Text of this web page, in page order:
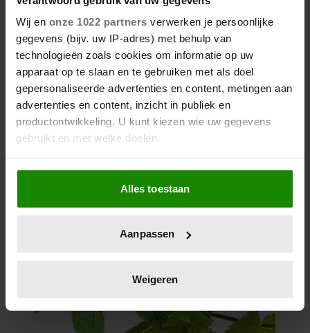
Wij en onze 1022 partners verwerken je persoonlijke
gegevens (bijv. uw IP-adres) met behulp van
technologieën zoals cookies om informatie op uw
apparaat op te slaan en te gebruiken met als doel
gepersonaliseerde advertenties en content, metingen aan
advertenties en content, inzicht in publiek en
productontwikkeling. U kunt kiezen wie uw gegevens
gebruikt en met welke doelen.
Als u het toestaat, willen we ook graag:
Informatie verzamelen over uw geografische
locatie, die tot een paar meter nauwkeurig kan zijn
scannen op specifieke eigenschappen (fingerprinting)
verwerkt en stel uw voorkeuren in het
intrekken in de Cookieverklaring.
Alles toestaan
Aanpassen
Weigeren